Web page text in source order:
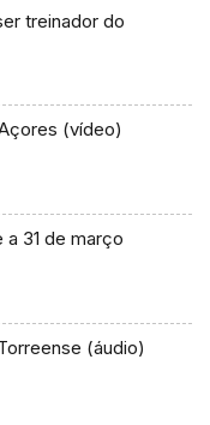
treinador do
(vídeo)
a 31 de março
(áudio)